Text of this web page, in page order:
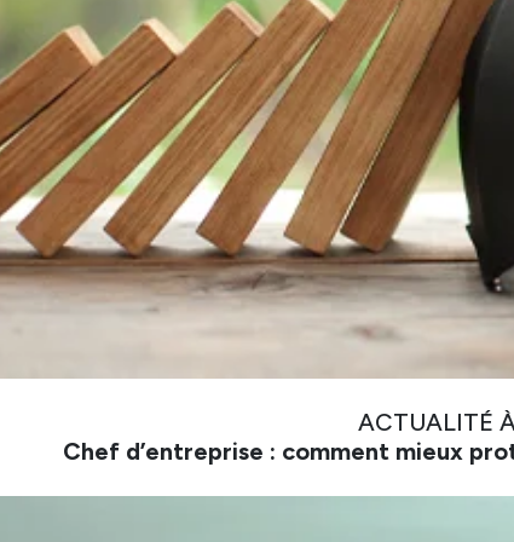
ACTUALITÉ
Chef d’entreprise : comment mieux